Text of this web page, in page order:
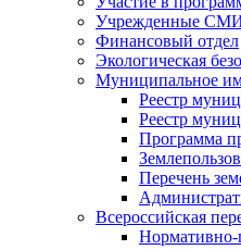
Учрежденные
Финансовый отдел
Экологическая
Муниципальное
Реестр
Реестр
Программа
Перечень
Всероссийская